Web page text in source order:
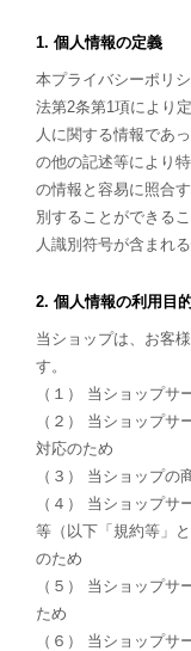
1. 個人情報の定義
本プライバシーポリ
法第2条第1項により
人に関する情報であ
の他の記述等により
の情報と容易に照合
別することができる
人識別符号が含まれ
2. 個人情報の利用目
当ショップは、お客
す。
（１） 当ショップサ
（２） 当ショップ
対応のため
（３） 当ショップの
（４） 当ショップ
等（以下「規約等」
のため
（５） 当ショップ
ため
（６） 当ショップ